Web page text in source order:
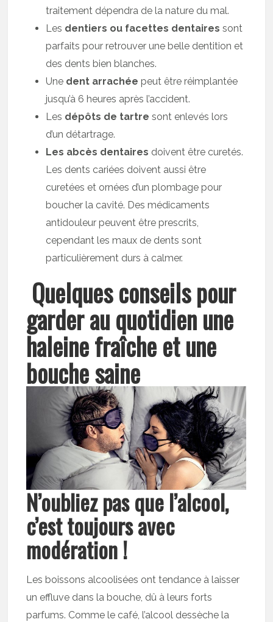
traitement dépendra de la nature du mal.
Les dentiers ou facettes dentaires sont
parfaits pour retrouver une belle dentition et
des dents bien blanches.
Une dent arrachée peut être réimplantée
jusqu’à 6 heures après l’accident.
Les dépôts de tartre sont enlevés lors
d’un détartrage.
Les abcès dentaires doivent être curetés.
Les dents cariées doivent aussi être
curetées et ornées d’un plombage pour
boucher la cavité. Des médicaments
antidouleur peuvent être prescrits,
cependant les maux de dents sont
particulièrement durs à calmer.
Quelques conseilspour
garder au quotidien une
haleine fraîche et une
bouche saine
N’oubliez pas que l’alcool,
c’est toujours avec
modération !
Les boissons alcoolisées ont tendance à laisser
un effluve dans la bouche, dû à leurs forts
parfums. Comme le café, l’alcool dessèche la